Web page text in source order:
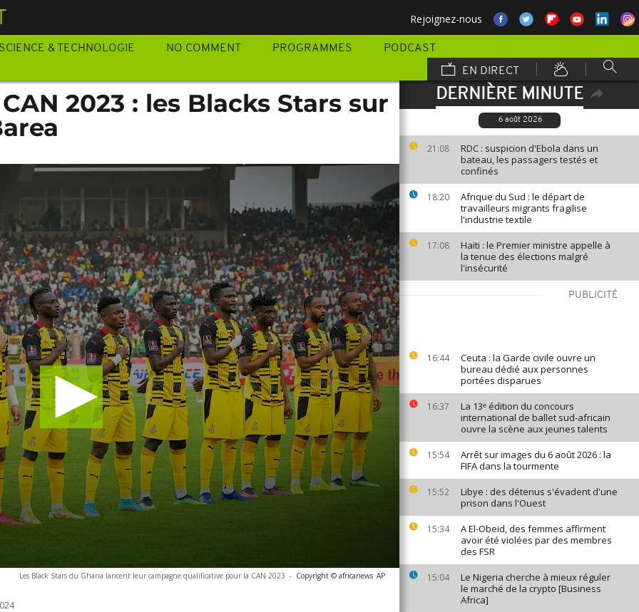
Rejoignez-nous
SCIENCE & TECHNOLOGIE NO COMMENT PROGRAMMES
PODCAST
EN DIRECT
DERNIÈRE MINUTE
6 août 2026
21:08
RDC : suspicion d'Ebola dans un
bateau, les passagers testés et
confinés
18:20
Afrique du Sud : le départ de
travailleurs migrants fragilise
l'industrie textile
17:08
Haïti : le Premier ministre appelle à
la tenue des élections malgré
l'insécurité
PUBLICITÉ
16:44
Ceuta : la Garde civile ouvre un
bureau dédié aux personnes
portées disparues
16:37
La 13ᵉ édition du concours
international de ballet sud-africain
ouvre la scène aux jeunes talents
15:54
Arrêt sur images du 6 août 2026 : la
FIFA dans la tourmente
15:52
Libye : des détenus s'évadent d'une
prison dans l'Ouest
15:34
A El-Obeid, des femmes affirment
avoir été violées par des membres
des FSR
15:04
Le Nigeria cherche à mieux réguler
le marché de la crypto [Business
Africa]
2023 : les Blacks Stars sur
Les Black Stars du Ghana lancent leur campagne qualificative pour la CAN 2023 - Copyright © africanews AP